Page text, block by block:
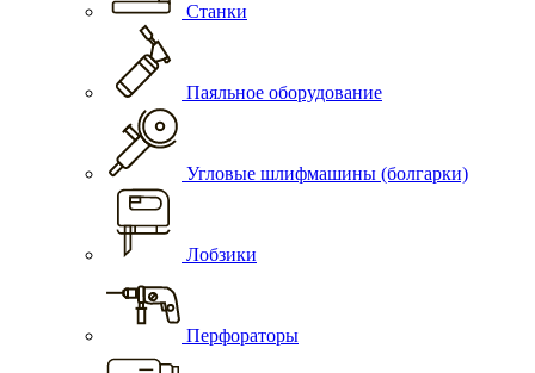
Станки
Паяльное оборудование
Угловые шлифмашины (болгарки)
Лобзики
Перфораторы